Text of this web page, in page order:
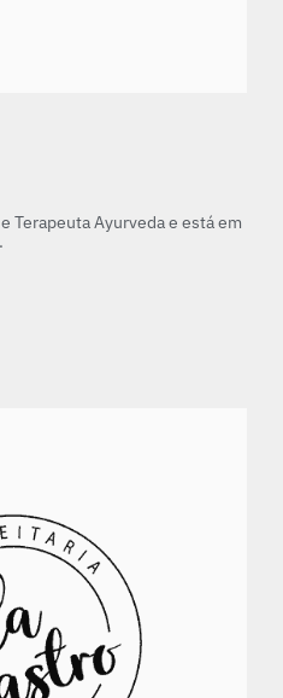
Terapeuta Ayurveda e está em